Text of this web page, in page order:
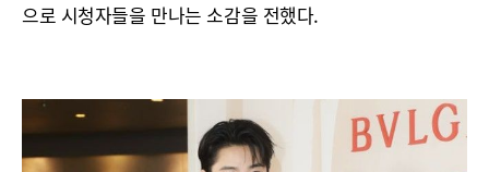
으로 시청자들을 만나는 소감을 전했다.